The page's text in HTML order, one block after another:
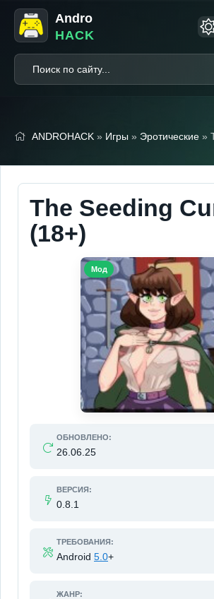
Andro
HACK
ANDROHACK » Игры » Эротические »
The Seeding
(18+)
ОБНОВЛЕНО:
26.06.25
ВЕРСИЯ:
0.8.1
ТРЕБОВАНИЯ:
Android 5.0+
ЖАНР:
Мод